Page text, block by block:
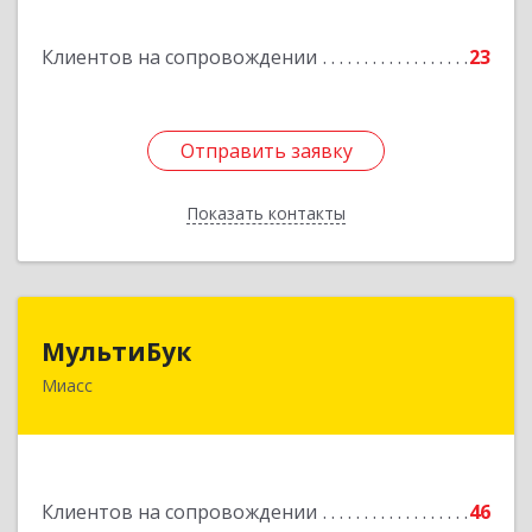
Клиентов на сопровождении 23
Отправить заявку
Показать контакты
Отправить заявку
Назад
МультиБук
Миасс
Клиентов на сопровождении
46
456318, Челябинская обл, Миасс г, Жуковского